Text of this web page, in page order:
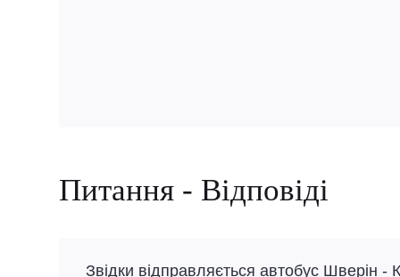
Питання - Відповіді
Звідки відправляється автобус Шверін -